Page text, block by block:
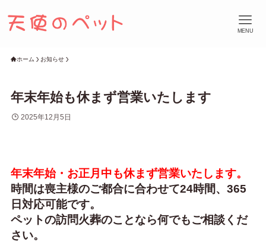
MENU
ホーム お知らせ
年末年始も休まず営業いたします
2025年12月5日
年末年始・お正月中も休まず営業いたします。
時間は喪主様のご都合に合わせて24時間、365
日対応可能です。
ペットの訪問火葬のことなら何でもご相談くだ
さい。